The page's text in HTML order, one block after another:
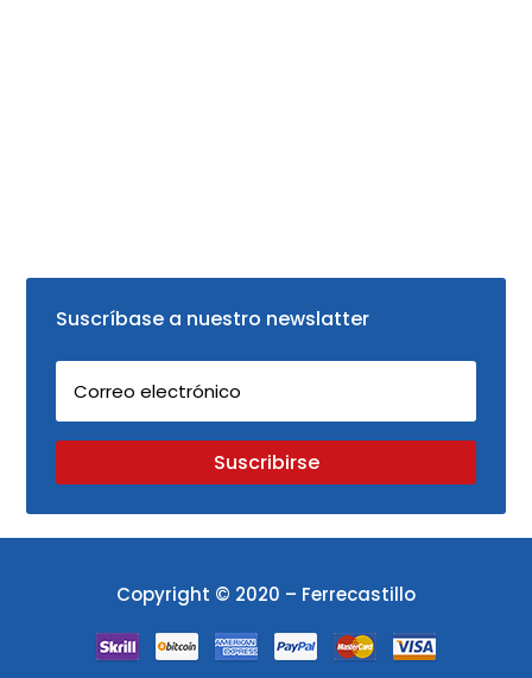
Suscríbase a nuestro newslatter
Suscribirse
Copyright © 2020 – Ferrecastillo